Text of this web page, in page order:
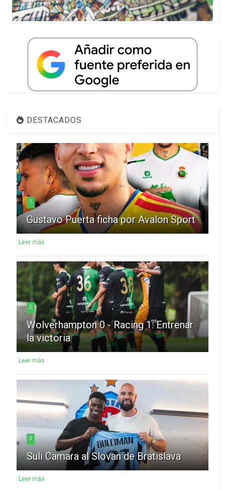
DESTACADOS
1
Gustavo Puerta ficha por Avalon Sport
Leer más
2
Wolverhampton 0 - Racing 1: Entrenar
la victoria
Leer más
3
Suli Camara al Slovan de Bratislava
Leer más